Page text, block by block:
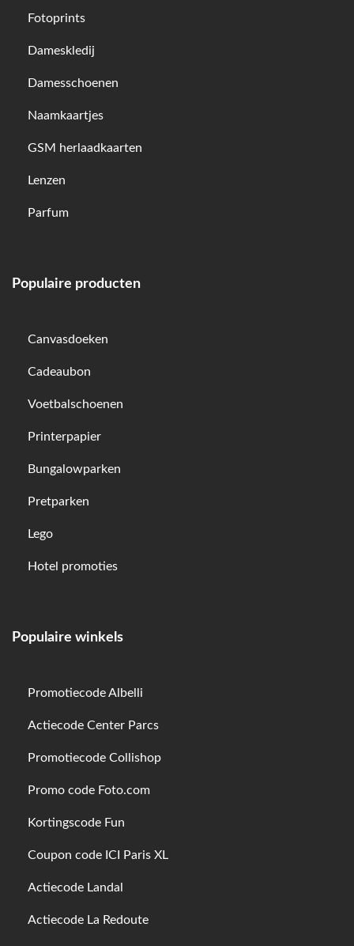
Fotoprints
Dameskledij
Damesschoenen
Naamkaartjes
GSM herlaadkaarten
Lenzen
Parfum
Populaire producten
Canvasdoeken
Cadeaubon
Voetbalschoenen
Printerpapier
Bungalowparken
Pretparken
Lego
Hotel promoties
Populaire winkels
Promotiecode Albelli
Actiecode Center Parcs
Promotiecode Collishop
Promo code Foto.com
Kortingscode Fun
Coupon code ICI Paris XL
Actiecode Landal
Actiecode La Redoute